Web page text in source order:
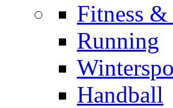
Fitness
Running
Handball